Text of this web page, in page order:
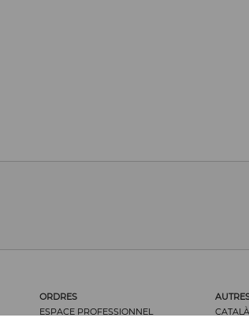
ORDRES
ESPACE PROFESSIONNEL
CATALÀ